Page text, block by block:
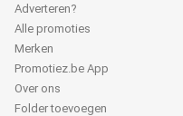
Adverteren?
Alle promoties
Merken
Promotiez.be App
Over ons
Folder toevoegen